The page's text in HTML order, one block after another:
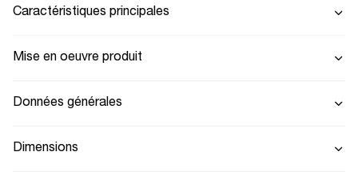
Caractéristiques principales
Mise en oeuvre produit
Données générales
Dimensions